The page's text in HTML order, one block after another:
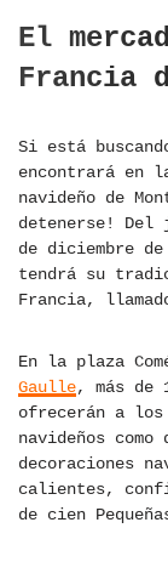
El
Francia
Si está
encontrará en
navideño de
detenerse! Del
de diciembre
tendrá su
Francia,
En la plaza
Gaulle, más de
ofrecerán a
navideños
decoraciones
calientes,
de cien